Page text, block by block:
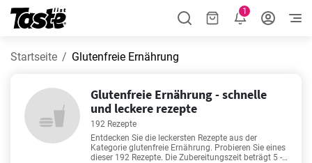
1
Startseite Glutenfreie Ernährung
Glutenfreie Ernährung - schnelle
und leckere rezepte
192 Rezepte
Entdecken Sie die leckersten Rezepte aus der
Kategorie glutenfreie Ernährung. Probieren Sie eines
dieser 192 Rezepte. Die Zubereitungszeit beträgt 5 -